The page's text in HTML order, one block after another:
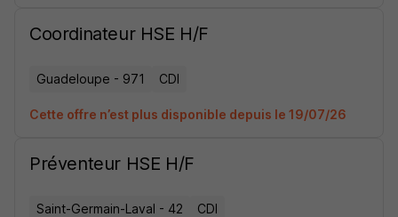
Coordinateur HSE H/F
Guadeloupe - 971 CDI
Cette offre n’est plus disponible depuis le 19/07/26
Préventeur HSE H/F
Saint-Germain-Laval - 42 CDI